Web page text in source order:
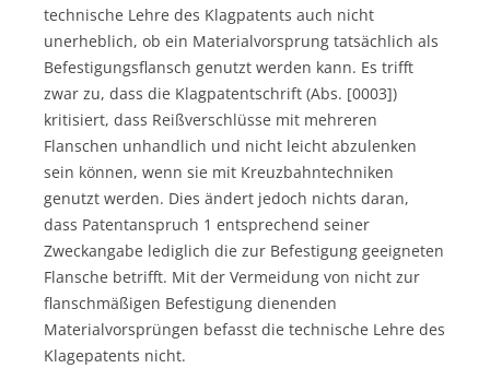
technische Lehre des Klagpatents auch nicht
unerheblich, ob ein Materialvorsprung tatsächlich als
Befestigungsflansch genutzt werden kann. Es trifft
zwar zu, dass die Klagpatentschrift (Abs. [0003])
kritisiert, dass Reißverschlüsse mit mehreren
Flanschen unhandlich und nicht leicht abzulenken
sein können, wenn sie mit Kreuzbahntechniken
genutzt werden. Dies ändert jedoch nichts daran,
dass Patentanspruch 1 entsprechend seiner
Zweckangabe lediglich die zur Befestigung geeigneten
Flansche betrifft. Mit der Vermeidung von nicht zur
flanschmäßigen Befestigung dienenden
Materialvorsprüngen befasst die technische Lehre des
Klagepatents nicht.